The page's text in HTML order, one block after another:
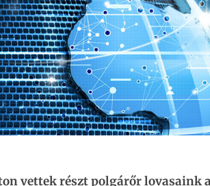
vettek részt polgárőr lovasaink